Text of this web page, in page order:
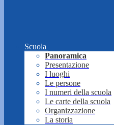
Scuola
Panoramica
Presentazione
I luoghi
Le persone
I numeri della scuola
Le carte della scuola
Organizzazione
La storia